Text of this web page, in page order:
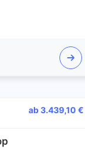
ab 3.439,10 €